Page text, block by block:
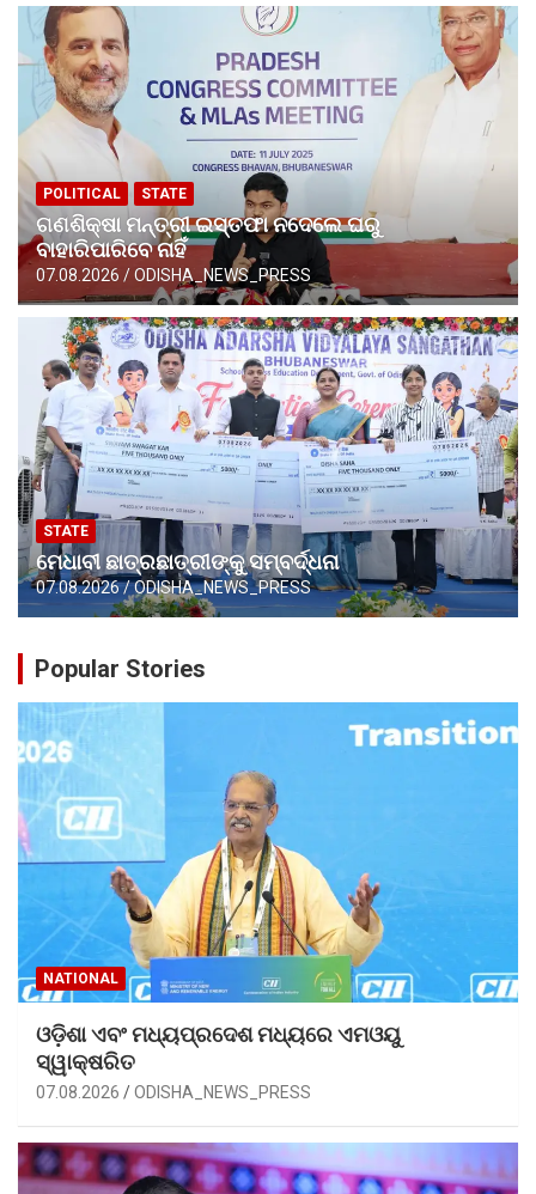
POLITICAL STATE
ଗଣଶିକ୍ଷା ମନ୍ତ୍ରୀ ଇସ୍ତଫା ନଦେଲେ ଘରୁ
ବାହାରିପାରିବେ ନାହିଁ
07.08.2026 ODISHA_NEWS_PRESS
STATE
ମେଧାବୀ ଛାତ୍ରଛାତ୍ରୀଙ୍କୁ ସମ୍ବର୍ଦ୍ଧନା
07.08.2026 ODISHA_NEWS_PRESS
Popular Stories
NATIONAL
ଓଡ଼ିଶା ଏବଂ ମଧ୍ୟପ୍ରଦେଶ ମଧ୍ୟରେ ଏମଓୟୁ
ସ୍ୱାକ୍ଷରିତ
07.08.2026 ODISHA_NEWS_PRESS